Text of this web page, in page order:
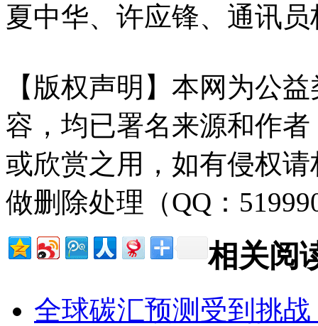
夏中华、许应锋、通讯
【版权声明】本网为公
容，均已署名来源和作
或欣赏之用，如有侵权
做删除处理（QQ：
相关阅
全球碳汇预测受到挑